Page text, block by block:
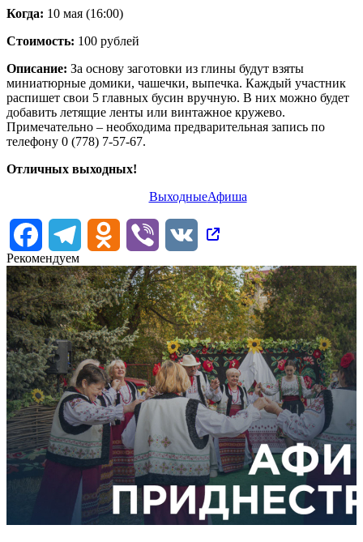
Когда: 10 мая (16:00)
Стоимость: 100 рублей
Описание: За основу заготовки из глины будут взяты
миниатюрные домики, чашечки, выпечка. Каждый участник
распишет свои 5 главных бусин вручную. В них можно будет
добавить летящие ленты или винтажное кружево.
Примечательно – необходима предварительная запись по
телефону 0 (778) 7-57-67.
Отличных выходных!
ВыходныеАфиша
FacebookTelegram Odnoklassniki
Viber
VK
Рекомендуем